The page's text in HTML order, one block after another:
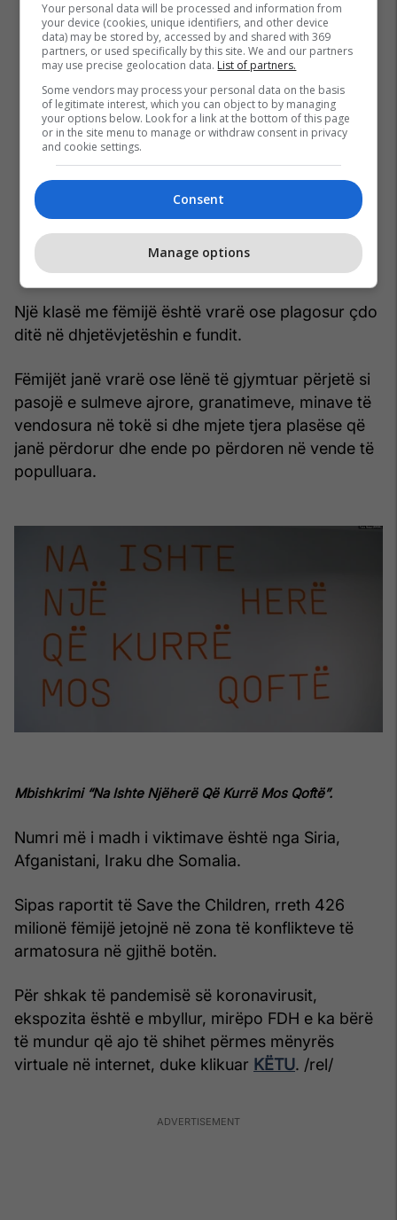
Një klasë me fëmijë është vrarë ose plagosur çdo
ditë në dhjetëvjetëshin e fundit.
Fëmijët janë vrarë ose lënë të gjymtuar përjetë si
pasojë e sulmeve ajrore, granatimeve, minave të
vendosura në tokë si dhe mjete tjera plasëse që
janë përdorur dhe ende po përdoren në vende të
populluara.
Mbishkrimi “Na Ishte Njëherë Që Kurrë Mos Qoftë”.
Numri më i madh i viktimave është nga Siria,
Afganistani, Iraku dhe Somalia.
Sipas raportit të Save the Children, rreth 426
milionë fëmijë jetojnë në zona të konflikteve të
armatosura në gjithë botën.
Për shkak të pandemisë së koronavirusit,
ekspozita është e mbyllur, mirëpo FDH e ka bërë
të mundur që ajo të shihet përmes mënyrës
virtuale në internet, duke klikuar KËTU. /rel/
Your personal data will be processed and information from
your device (cookies, unique identifiers, and other device
data) may be stored by, accessed by and shared with 369
partners, or used specifically by this site. We and our partners
may use precise geolocation data. List of partners.
Some vendors may process your personal data on the basis
of legitimate interest, which you can object to by managing
your options below. Look for a link at the bottom of this page
or in the site menu to manage or withdraw consent in privacy
and cookie settings.
Consent
Manage options